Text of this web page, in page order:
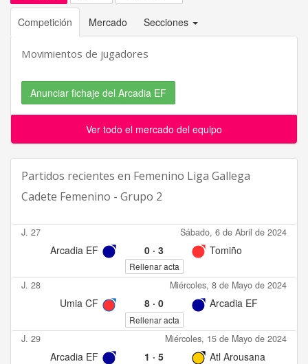
Competición Mercado Secciones
Movimientos de jugadores
Anunciar fichaje del Arcadia EF
Ver todo el mercado del equipo
Partidos recientes en Femenino Liga Gallega
Cadete Femenino - Grupo 2
J. 27 Sábado, 6 de Abril de 2024
Arcadia EF 0· 3 Tomiño
Rellenar acta
J. 28 Miércoles, 8 de Mayo de 2024
Umia CF 8· 0 Arcadia EF
Rellenar acta
J. 29 Miércoles, 15 de Mayo de 2024
Arcadia EF 1 · 5 Atl Arousana